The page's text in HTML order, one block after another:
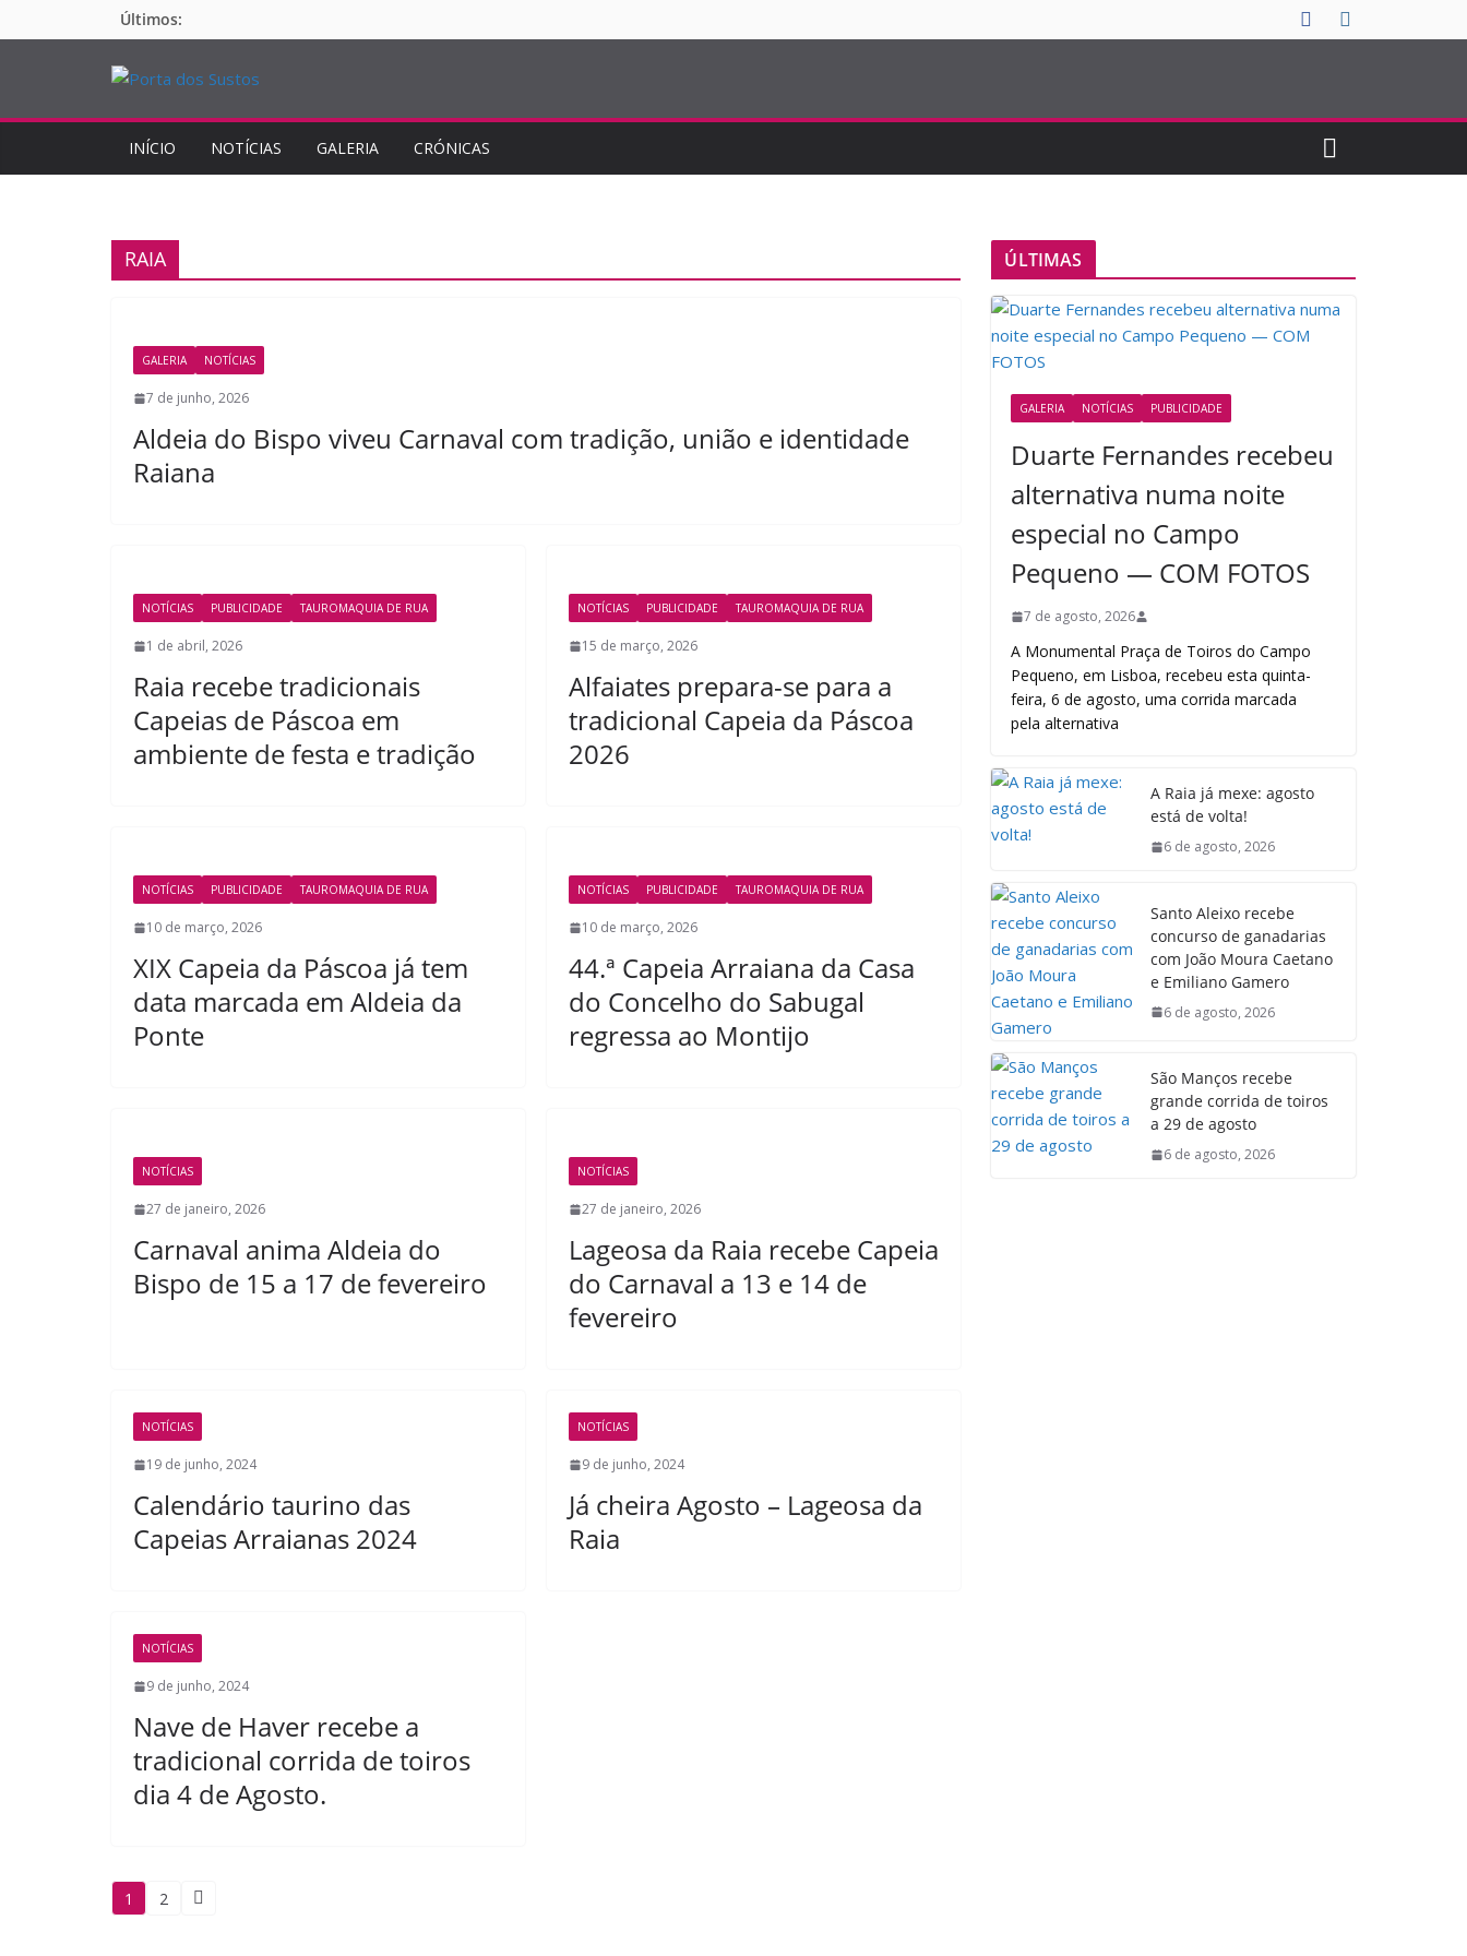
para
Últimos:
INÍCIO NOTÍCIAS GALERIA CRÓNICAS
RAIA
GALERIA NOTÍCIAS
7 de junho, 2026
Aldeia do Bispo viveu Carnaval com tradição, união e identidade
Raiana
NOTÍCIAS PUBLICIDADE TAUROMAQUIA DE RUA
1 de abril, 2026
Raia recebe tradicionais
Capeias de Páscoa em
ambiente de festa e tradição
NOTÍCIAS PUBLICIDADE TAUROMAQUIA DE RUA
15 de março, 2026
Alfaiates prepara-se para a
tradicional Capeia da Páscoa
2026
NOTÍCIAS PUBLICIDADE TAUROMAQUIA DE RUA
10 de março, 2026
XIX Capeia da Páscoa já tem
data marcada em Aldeia da
Ponte
NOTÍCIAS PUBLICIDADE TAUROMAQUIA DE RUA
10 de março, 2026
44.ª Capeia Arraiana da Casa
do Concelho do Sabugal
regressa ao Montijo
NOTÍCIAS
27 de janeiro, 2026
Carnaval anima Aldeia do
Bispo de 15 a 17 de fevereiro
NOTÍCIAS
27 de janeiro, 2026
Lageosa da Raia recebe Capeia
do Carnaval a 13 e 14 de
fevereiro
NOTÍCIAS
19 de junho, 2024
Calendário taurino das
Capeias Arraianas 2024
NOTÍCIAS
9 de junho, 2024
Já cheira Agosto – Lageosa da
Raia
NOTÍCIAS
9 de junho, 2024
Nave de Haver recebe a
tradicional corrida de toiros
dia 4 de Agosto.
Paginação
1 2
ÚLTIMAS
GALERIA NOTÍCIAS PUBLICIDADE
Duarte Fernandes recebeu
alternativa numa noite
especial no Campo
Pequeno — COM FOTOS
7 de agosto, 2026
A Monumental Praça de Toiros do Campo
Pequeno, em Lisboa, recebeu esta quinta-
feira, 6 de agosto, uma corrida marcada
pela alternativa
A Raia já mexe: agosto
está de volta!
6 de agosto, 2026
Santo Aleixo recebe
concurso de ganadarias
com João Moura Caetano
e Emiliano Gamero
6 de agosto, 2026
São Manços recebe
grande corrida de toiros
a 29 de agosto
6 de agosto, 2026